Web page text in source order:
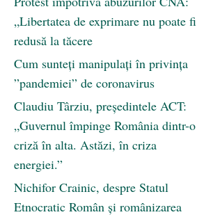
„Libertatea de exprimare nu poate fi
redusă la tăcere
Cum sunteți manipulați în privința
”pandemiei” de coronavirus
Claudiu Târziu, președintele ACT:
„Guvernul împinge România dintr-o
criză în alta. Astăzi, în criza
energiei.”
Nichifor Crainic, despre Statul
Etnocratic Român şi românizarea